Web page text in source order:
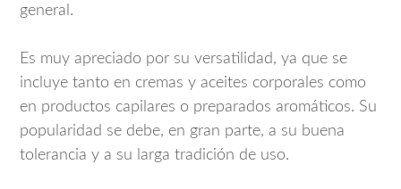
general.
Es muy apreciado por su versatilidad, ya que se
incluye tanto en cremas y aceites corporales como
en productos capilares o preparados aromáticos. Su
popularidad se debe, en gran parte, a su buena
tolerancia y a su larga tradición de uso.